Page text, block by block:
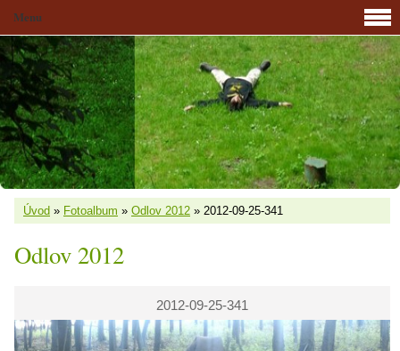
Úvod » Fotoalbum » Odlov 2012 » 2012-09-25-341
Odlov 2012
2012-09-25-341
Menu